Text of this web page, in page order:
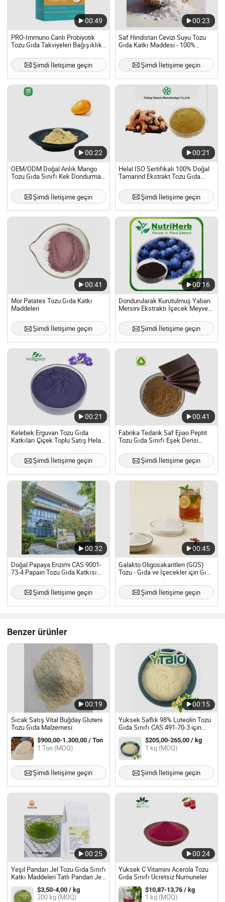
00:49
PRO-Immuno Canlı Probiyotik
Tozu Gıda Takviyeleri Bağışıklık
Şimdi İletişime geçin
00:23
Saf Hindistan Cevizi Suyu Tozu
Gıda Katkı Maddesi - 100%
Şimdi İletişime geçin
00:22
OEM/ODM Doğal Anlık Mango
Tozu Gıda Sınıfı Kek Dondurma
Şimdi İletişime geçin
00:21
Helal ISO Sertifikalı 100% Doğal
Tamarind Ekstrakt Tozu Gıda
Şimdi İletişime geçin
00:41
Mor Patates Tozu Gıda Katkı
Maddeleri
Şimdi İletişime geçin
00:16
Dondurularak Kurutulmuş Yaban
Mersini Ekstraktı İçecek Meyve
Şimdi İletişime geçin
00:21
Kelebek Erguvan Tozu Gıda
Katkıları Çiçek Toplu Satış Helal
Şimdi İletişime geçin
00:41
Fabrika Tedarik Saf Ejiao Peptit
Tozu Gıda Sınıfı Eşek Derisi
Şimdi İletişime geçin
00:32
Doğal Papaya Enzimi CAS 9001-
73-4 Papain Tozu Gıda Katkısı
Şimdi İletişime geçin
00:45
Galakto Oligosakaritleri (GOS)
Tozu - Gıda ve İçecekler için Gıda
Şimdi İletişime geçin
Benzer ürünler
00:19
Sıcak Satış Vital Buğday Gluteni
Tozu Gıda Malzemesi
$900,00-1.300,00 / Ton
1 Ton (MOQ)
Şimdi İletişime geçin
00:15
Yüksek Saflık 98% Luteolin Tozu
Gıda Sınıfı CAS 491-70-3 için
Besin Takviyesi
$205,00-265,00 / kg
1 kg (MOQ)
Şimdi İletişime geçin
00:25
Yeşil Pandan Jel Tozu Gıda Sınıfı
Katkı Maddeleri Tatlı Pandan Jeli
Bubble Tea Süslemeleri İçin
Malzeme $3,50-4,00 / kg
200 kg (MOQ)
00:24
Yüksek C Vitamini Acerola Tozu
Gıda Sınıfı Ücretsiz Numuneler
$10,87-13,76 / kg
1 kg (MOQ)